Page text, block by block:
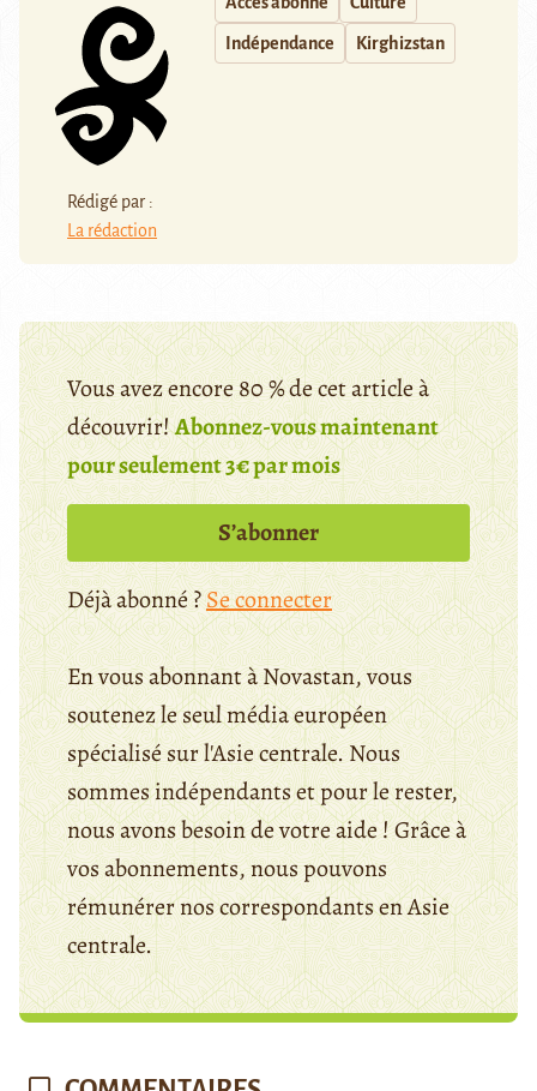
Rédigé par :
La rédaction
Indépendance Kirghizstan
Vous avez encore 80 % de cet article à
découvrir!Abonnez-vous maintenant
pour seulement 3€ par mois
S’abonner
Déjà abonné ?Se connecter
En vous abonnant à Novastan, vous
soutenez le seul média européen
spécialisé sur l'Asie centrale. Nous
sommes indépendants et pour le rester,
nous avons besoin de votre aide ! Grâce à
vos abonnements, nous pouvons
rémunérer nos correspondants en Asie
centrale.